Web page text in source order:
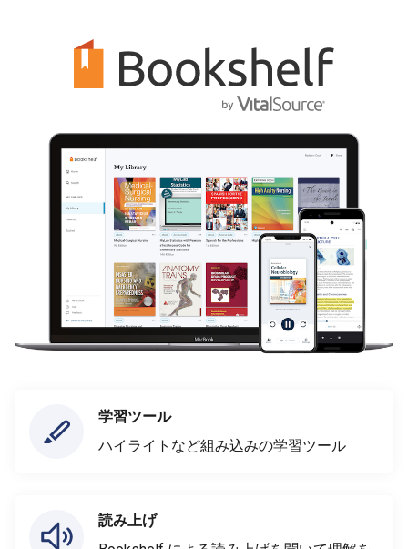
学習ツール
ハイライトなど組み込みの学習ツール
読み上げ